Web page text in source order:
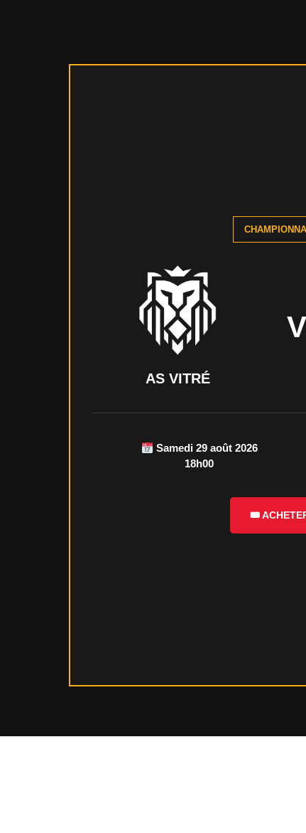
AS VITRÉ
Samedi 29 août 2026
18h00
🎟